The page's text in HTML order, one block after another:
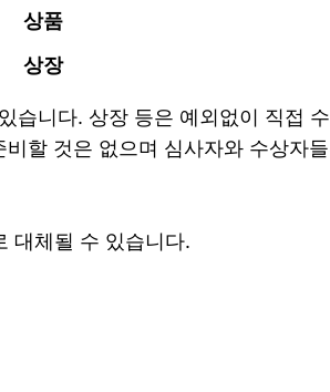
상품
상장
습니다. 상장 등은 예외없이 직접
할 것은 없으며 심사자와 수상자
대체될 수 있습니다.